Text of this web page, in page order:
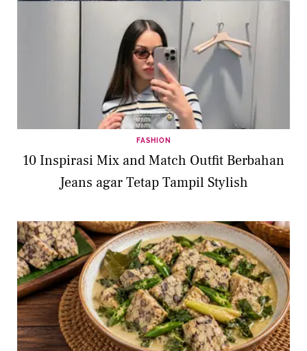
FASHION
10 Inspirasi Mix and Match Outfit Berbahan
Jeans agar Tetap Tampil Stylish